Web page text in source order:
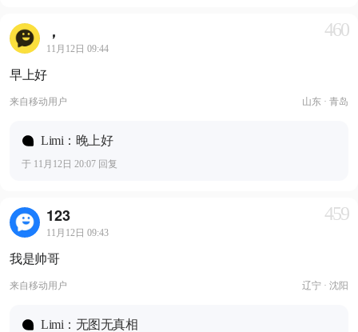
，
11月12日 09:44
460
早上好
来自移动用户 山东 · 青岛
Limi：晚上好
于 11月12日 20:07 回复
123
11月12日 09:43
459
我是帅哥
来自移动用户 辽宁 · 沈阳
Limi：无图无真相